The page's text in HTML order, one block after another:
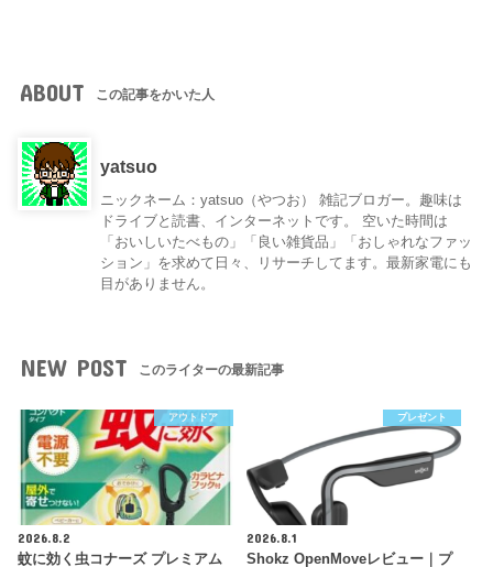
ABOUT この記事をかいた人
yatsuo
ニックネーム：yatsuo（やつお） 雑記ブロガー。趣味は
ドライブと読書、インターネットです。 空いた時間は
「おいしいたべもの」「良い雑貨品」「おしゃれなファッ
ション」を求めて日々、リサーチしてます。最新家電にも
目がありません。
NEW POST このライターの最新記事
アウトドア
2026.8.2
蚊に効く虫コナーズ プレミアム
プレゼント
2026.8.1
Shokz OpenMoveレビュー｜プ